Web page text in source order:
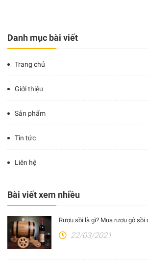
Danh mục bài viết
Trang chủ
Giới thiệu
Sản phẩm
Tin tức
Liên hệ
Bài viết xem nhiều
Rượu sồi là gì? Mua rượu gỗ sồi
22/03/2021